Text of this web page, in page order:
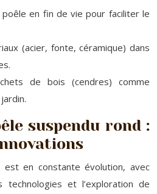
en fin de vie pour faciliter le
(acier, fonte, céramique) dans
de bois (cendres) comme
suspendu rond :
en constante évolution, avec
technologies et l’exploration de